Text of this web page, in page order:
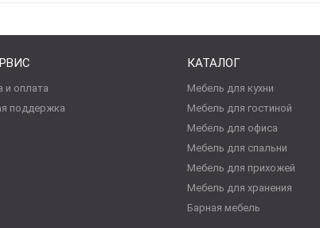
и оплата
поддержка
КАТАЛОГ
Мебель для кухни
Мебель для гостиной
Мебель для офиса
Мебель для спальни
Мебель для прихожей
Мебель для хранения
Барная мебель